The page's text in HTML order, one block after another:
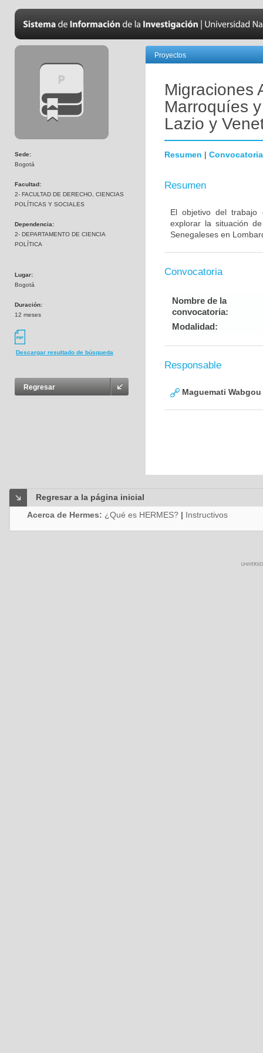
Sede:
Bogotá
Facultad:
2- FACULTAD DE DERECHO, CIENCIAS
POLÍTICAS Y SOCIALES
Dependencia:
2- DEPARTAMENTO DE CIENCIA
POLÍTICA
Lugar:
Bogotá
Duración:
12 meses
Descargar resultado de búsqueda
Regresar
Proyectos
Migraciones
Marroquíes
Lazio y
Resumen | Convocatoria
Resumen
El objetivo del trabajo
explorar la situación
Senegaleses en
Convocatoria
Nombre de la
convocatoria:
Modalidad:
Responsable
Maguemati Wabgou
Regresar a la página inicial
Acerca de Hermes: ¿Qué es HERMES? | Instructivos